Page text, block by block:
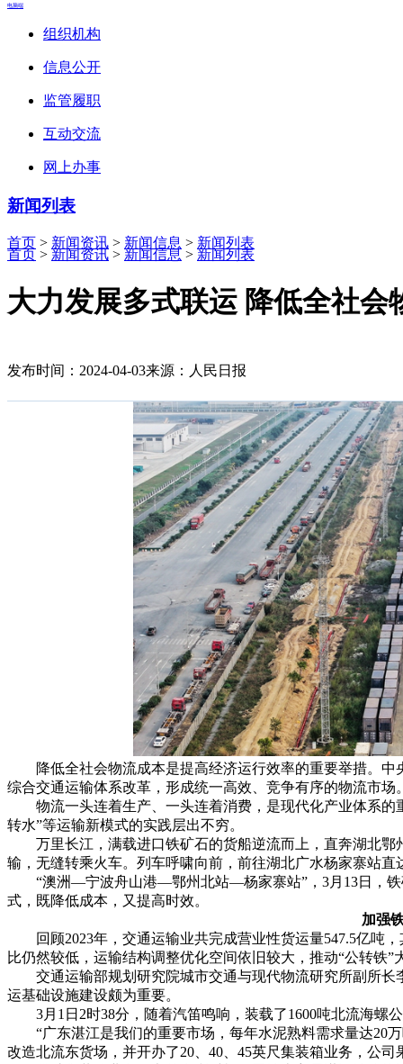
电脑端
组织机构
信息公开
监管履职
互动交流
网上办事
新闻列表
首页 > 新闻资讯 > 新闻信息 > 新闻列表
首页 > 新闻资讯 > 新闻信息 > 新闻列表
大力发展多式联运 降低全社会
发布时间：2024-04-03来源：人民日报
降低全社会物流成本是提高经济运行效率的重要举措。中
综合交通运输体系改革，形成统一高效、竞争有序的物流市场
物流一头连着生产、一头连着消费，是现代化产业体系的
转水”等运输新模式的实践层出不穷。
万里长江，满载进口铁矿石的货船逆流而上，直奔湖北鄂
输，无缝转乘火车。列车呼啸向前，前往湖北广水杨家寨站
“澳洲—宁波舟山港—鄂州北站—杨家寨站”，3月13日，铁
式，既降低成本，又提高时效。
加强
回顾2023年，交通运输业共完成营业性货运量547.5亿吨，
比仍然较低，运输结构调整优化空间依旧较大，推动“公转铁”
交通运输部规划研究院城市交通与现代物流研究所副所长
运基础设施建设颇为重要。
3月1日2时38分，随着汽笛鸣响，装载了1600吨北流海螺
“广东湛江是我们的重要市场，每年水泥熟料需求量达20万
改造北流东货场，并开办了20、40、45英尺集装箱业务，公